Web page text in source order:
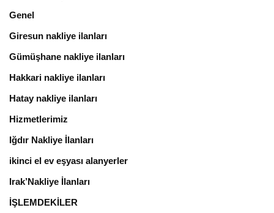
Genel
Giresun nakliye ilanları
Gümüşhane nakliye ilanları
Hakkari nakliye ilanları
Hatay nakliye ilanları
Hizmetlerimiz
Iğdır Nakliye İlanları
ikinci el ev eşyası alanyerler
Irak’Nakliye İlanları
İŞLEMDEKİLER